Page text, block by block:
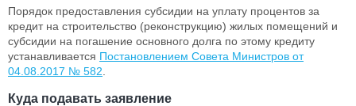
Порядок предоставления субсидии на уплату процентов за
кредит на строительство (реконструкцию) жилых помещений и
субсидии на погашение основного долга по этому кредиту
устанавливается Постановлением Совета Министров от
04.08.2017 № 582
Куда подавать заявление